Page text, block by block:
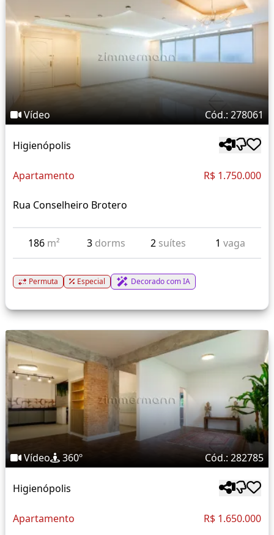
Vídeo Cód.: 278061
Higienópolis
Apartamento R$ 1.750.000
Rua Conselheiro Brotero
186 m² 3 dorms 2 suítes 1 vaga
Permuta Especial Decorado com IA
Vídeo 360º Cód.: 282785
Higienópolis
Apartamento R$ 1.650.000